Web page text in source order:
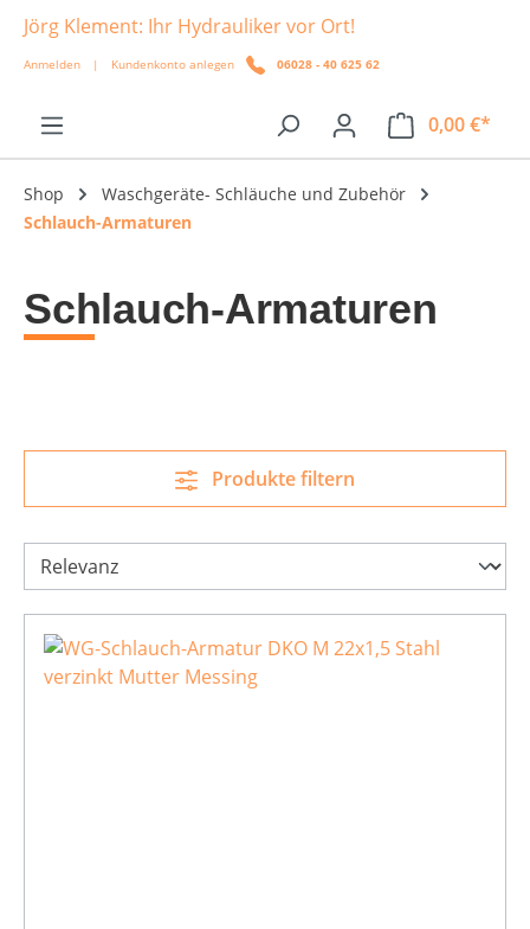
springen
Jörg Klement: Ihr Hydrauliker vor Ort!
Anmelden | Kundenkonto anlegen 06028 - 40 625 62
0,00 €*
Shop
Waschgeräte- Schläuche und Zubehör
Schlauch-Armaturen
Schlauch-Armaturen
Produkte filtern